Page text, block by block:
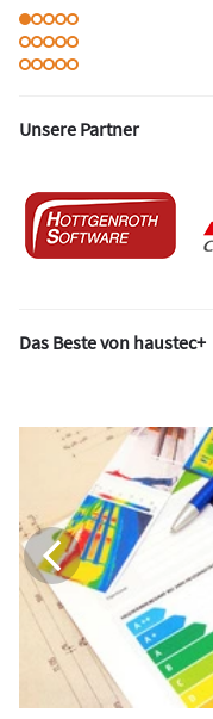
Unsere Partner
Das Beste von haustec+